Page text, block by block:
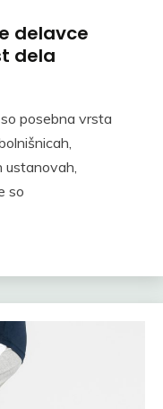
delavce
dela
posebna vrsta
ustanovah,
so